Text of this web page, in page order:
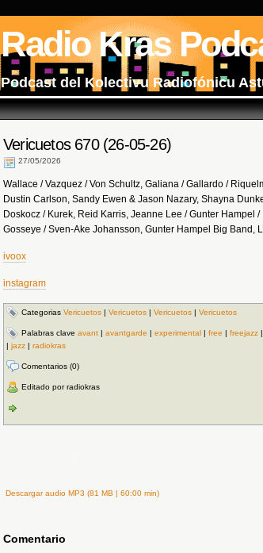
Radio Kras
Podcast del Kolectivu Radiofónicu
Vericuetos 670 (26-05-26)
27/05/2026
Wallace / Vazquez / Von Schultz, Galiana / Gallardo /
Dustin Carlson, Sandy Ewen & Jason Nazary, Shayna
Doskocz / Kurek, Reid Karris, Jeanne Lee / Gunter Hampel
Gosseye / Sven-Ake Johansson, Gunter Hampel Big Band,
ivoox
instagram
Categorias Vericuetos | Vericuetos | Vericuetos | Vericuetos
Palabras clave avant | avantgarde | experimental | free | freejazz |
| jazz | radiokras
Comentarios (0)
Editado por radiokras
Descargar audio MP3 (81 MB | 60:00 min)
Comentario